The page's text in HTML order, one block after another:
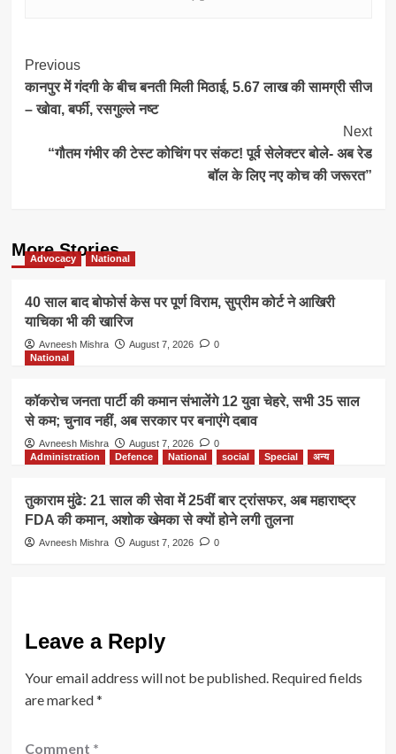
Post
Navigation
Previous
कानपुर में गंदगी के बीच बनती मिली मिठाई, 5.67 लाख की सामग्री सीज
– खोवा, बर्फी, रसगुल्ले नष्ट
Next
“गौतम गंभीर की टेस्ट कोचिंग पर संकट! पूर्व सेलेक्टर बोले- अब रेड
बॉल के लिए नए कोच की जरूरत”
More Stories
Advocacy National
40 साल बाद बोफोर्स केस पर पूर्ण विराम, सुप्रीम कोर्ट ने आखिरी
याचिका भी की खारिज
Avneesh Mishra August 7, 2026
0
National
कॉकरोच जनता पार्टी की कमान संभालेंगे 12 युवा चेहरे, सभी 35 साल
से कम; चुनाव नहीं, अब सरकार पर बनाएंगे दबाव
Avneesh Mishra August 7, 2026
0
Administration
Defence National social Special अन्य
तुकाराम मुंढे: 21 साल की सेवा में 25वीं बार ट्रांसफर, अब महाराष्ट्र
FDA की कमान, अशोक खेमका से क्यों होने लगी तुलना
Avneesh Mishra August 7, 2026 0
Leave a Reply
Your email address will not be published. Required fields
are marked*
Comment *